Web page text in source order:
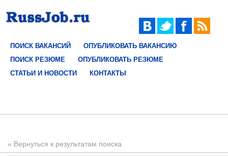
ПОИСК ВАКАНСИЙ
ОПУБЛИКОВАТЬ ВАКАНСИЮ
ПОИСК РЕЗЮМЕ
ОПУБЛИКОВАТЬ РЕЗЮМЕ
СТАТЬИ И НОВОСТИ
КОНТАКТЫ
« Вернуться к результатам поиска